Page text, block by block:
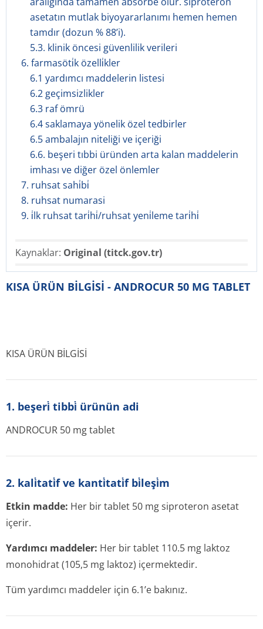
asetatın mutlak biyoyararlanımı hemen hemen
tamdır (dozun % 88’i).
5.3. klinik öncesi güvenlilik verileri
6. farmasöti̇k özelli̇kler
6.1 yardımcı maddelerin listesi
6.2 geçimsizlikler
6.3 raf ömrü
6.4 saklamaya yönelik özel tedbirler
6.5 ambalajın niteliği ve içeriği
6.6. beşeri tıbbi üründen arta kalan maddelerin
imhası ve diğer özel önlemler
7. ruhsat sahi̇bi̇
8. ruhsat numarasi
9. i̇lk ruhsat tari̇hi̇/ruhsat yeni̇leme tari̇hi̇
Kaynaklar: Original (titck.gov.tr)
KISA ÜRÜN BİLGİSİ - ANDROCUR 50 MG TABLET
KISA ÜRÜN BİLGİSİ
1. beşeri̇ tibbi̇ ürünün adi
ANDROCUR 50 mg tablet
2. kali̇tati̇f ve kanti̇tati̇f bi̇leşi̇m
Etkin madde: Her bir tablet 50 mg siproteron asetat
içerir.
Yardımcı maddeler: Her bir tablet 110.5 mg laktoz
monohidrat (105,5 mg laktoz) içermektedir.
Tüm yardımcı maddeler için 6.1’e bakınız.